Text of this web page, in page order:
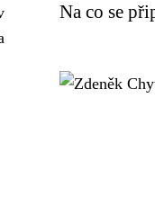
Na co se